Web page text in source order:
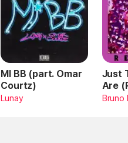
MI BB (part. Omar
Courtz)
Lunay
Just
Are
Bruno